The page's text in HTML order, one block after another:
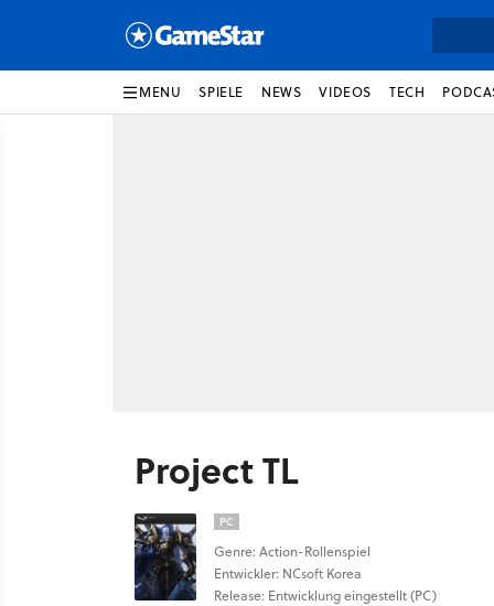
MENU SPIELE NEWS VIDEOS TECH
Project TL
PC
Genre: Action-Rollenspiel
Entwickler: NCsoft Korea
Release: Entwicklung eingestellt (PC)